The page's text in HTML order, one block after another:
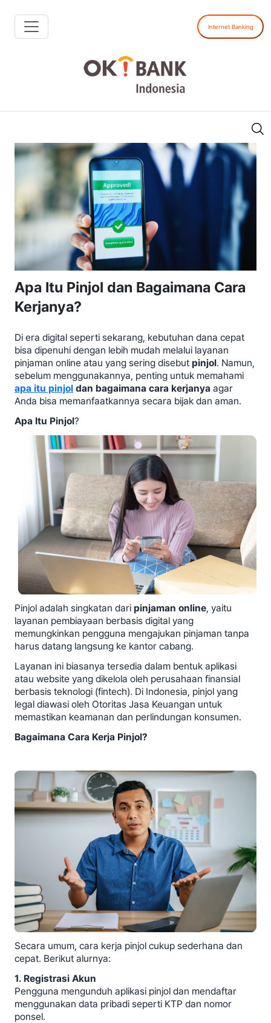
Internet Banking
Apa Itu Pinjol dan Bagaimana Cara
Kerjanya?
Di era digital seperti sekarang, kebutuhan dana cepat
bisa dipenuhi dengan lebih mudah melalui layanan
pinjaman online atau yang sering disebut pinjol. Namun,
sebelum menggunakannya, penting untuk memahami
apa itu pinjol dan bagaimana cara kerjanya agar
Anda bisa memanfaatkannya secara bijak dan aman.
Apa Itu Pinjol?
Pinjol adalah singkatan dari pinjaman online , yaitu
layanan pembiayaan berbasis digital yang
memungkinkan pengguna mengajukan pinjaman tanpa
harus datang langsung ke kantor cabang.
Layanan ini biasanya tersedia dalam bentuk aplikasi
atau website yang dikelola oleh perusahaan finansial
berbasis teknologi (fintech). Di Indonesia, pinjol yang
legal diawasi oleh Otoritas Jasa Keuangan untuk
memastikan keamanan dan perlindungan konsumen.
Bagaimana Cara Kerja Pinjol?
Secara umum, cara kerja pinjol cukup sederhana dan
cepat. Berikut alurnya:
1. Registrasi Akun
Pengguna mengunduh aplikasi pinjol dan mendaftar
menggunakan data pribadi seperti KTP dan nomor
ponsel.